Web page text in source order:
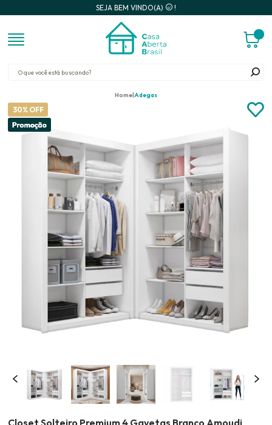
SEJA BEM VINDO(A) !
Home Adegas
30% OFF